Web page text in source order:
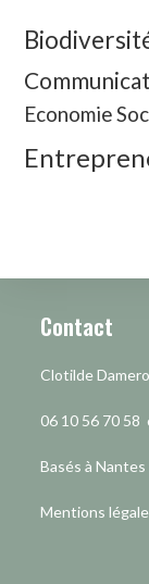
Economie
Contact
Clotilde
06 10 56 70
Basés à
Mentions